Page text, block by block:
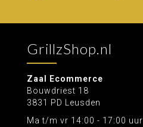
GrillzShop.nl
Zaal Ecommerce
Bouwdriest 18
3831 PD Leusden
Ma t/m vr 14:00 - 17:00 uur